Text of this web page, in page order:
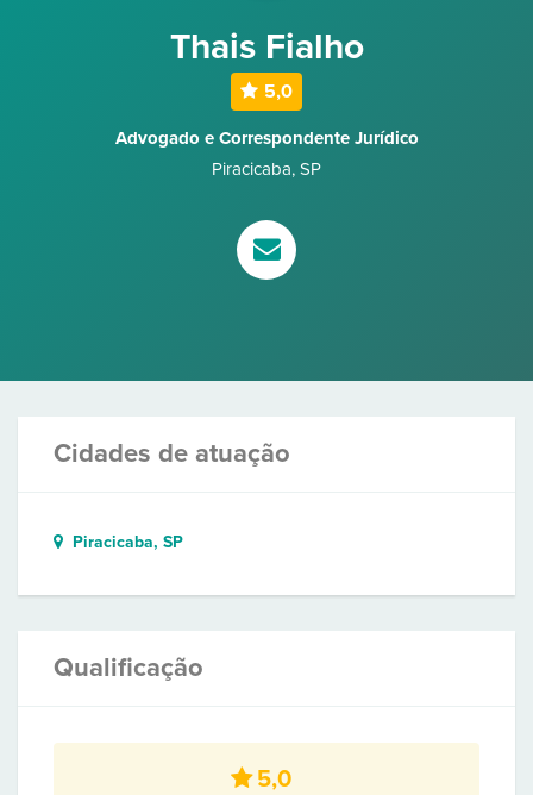
Thais Fialho
5,0
Advogado e Correspondente Jurídico
Piracicaba, SP
Cidades de atuação
Piracicaba, SP
Qualificação
5,0